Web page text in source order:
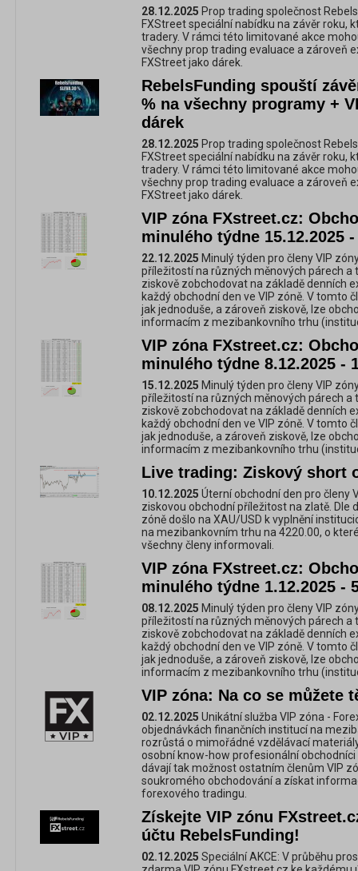
28.12.2025 Prop trading společnost
FXStreet speciální nabídku na závěr roku,
tradery. V rámci této limitované akce
všechny prop trading evaluace a zároveň
FXStreet jako dárek.
RebelsFunding spouští
% na všechny programy +
dárek
28.12.2025 Prop trading společnost
FXStreet speciální nabídku na závěr roku,
tradery. V rámci této limitované akce
všechny prop trading evaluace a zároveň
FXStreet jako dárek.
VIP zóna FXstreet.cz:
minulého týdne 15.12.2025 -
22.12.2025 Minulý týden pro členy VIP
příležitostí na různých měnových párech a
ziskově zobchodovat na základě denních
každý obchodní den ve VIP zóně. V tomto
jak jednoduše, a zároveň ziskově, lze
informacím z mezibankovního trhu
VIP zóna FXstreet.cz:
minulého týdne 8.12.2025 -
15.12.2025 Minulý týden pro členy VIP
příležitostí na různých měnových párech a
ziskově zobchodovat na základě denních
každý obchodní den ve VIP zóně. V tomto
jak jednoduše, a zároveň ziskově, lze
informacím z mezibankovního trhu
Live trading: Ziskový short
10.12.2025 Úterní obchodní den pro členy
ziskovou obchodní příležitost na zlatě. Dle
zóně došlo na XAU/USD k vyplnění
na mezibankovním trhu na 4220.00, o
všechny členy informovali.
VIP zóna FXstreet.cz:
minulého týdne 1.12.2025 -
08.12.2025 Minulý týden pro členy VIP
příležitostí na různých měnových párech a
ziskově zobchodovat na základě denních
každý obchodní den ve VIP zóně. V tomto
jak jednoduše, a zároveň ziskově, lze
informacím z mezibankovního trhu
VIP zóna: Na co se můžete
02.12.2025 Unikátní služba VIP zóna -
objednávkách finančních institucí na
rozrůstá o mimořádné vzdělávací
osobní know-how profesionální
dávají tak možnost ostatním členům VIP
soukromého obchodování a získat
forexového tradingu.
Získejte VIP zónu
účtu RebelsFunding!
02.12.2025 Speciální AKCE: V průběhu